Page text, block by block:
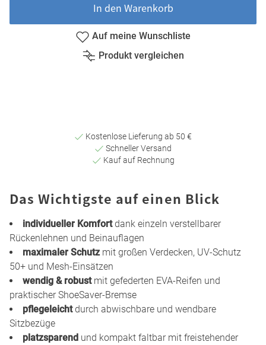
In den Warenkorb
Auf meine Wunschliste
Produkt vergleichen
Kostenlose Lieferung ab 50 €
Schneller Versand
Kauf auf Rechnung
Das Wichtigste auf einen Blick
individueller Komfortdank einzeln verstellbarer
Rückenlehnen und Beinauflagen
maximaler Schutzmit großen Verdecken, UV-Schutz
50+ und Mesh-Einsätzen
wendig & robustmit gefederten EVA-Reifen und
praktischer ShoeSaver-Bremse
pflegeleichtdurch abwischbare und wendbare
Sitzbezüge
platzsparend und kompakt faltbar mit freistehender